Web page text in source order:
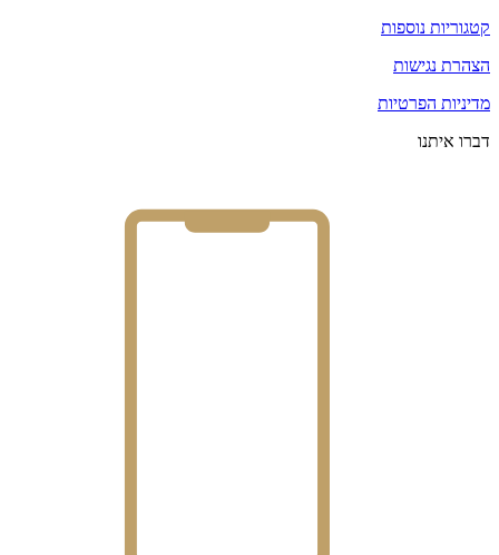
קטגוריות נוספות
הצהרת נגישות
מדיניות הפרטיות
דברו איתנו